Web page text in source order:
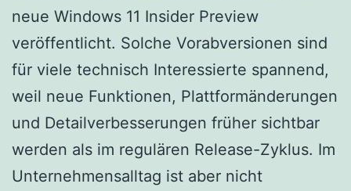
neue Windows 11 Insider Preview
veröffentlicht. Solche Vorabversionen sind
für viele technisch Interessierte spannend,
weil neue Funktionen, Plattformänderungen
und Detailverbesserungen früher sichtbar
werden als im regulären Release-Zyklus. Im
Unternehmensalltag ist aber nicht